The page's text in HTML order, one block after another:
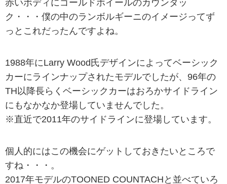
赤いボディにゴールドホイールのカウンタッ
ク・・・僕の中のランボルギーニのイメージってず
っとこれだったんですよね。
1988年にLarry Wood氏デザインによってベーシック
カーにラインナップされたモデルでしたが、96年の
TH以降長らくベーシックカーはおろかサイドライン
にもなかなか登場していませんでした。
※直近で2011年のサイドラインに登場しています。
個人的にはこの機会にゲットしておきたいところで
すね・・・。
2017年モデルのTOONED COUNTACHと並べていろ